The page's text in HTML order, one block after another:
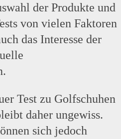
der Produkte und
von vielen Faktoren
das Interesse der
Test zu Golfschuhen
daher ungewiss.
sich jedoch